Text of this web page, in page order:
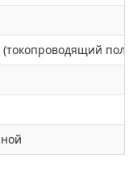
(токопроводящий